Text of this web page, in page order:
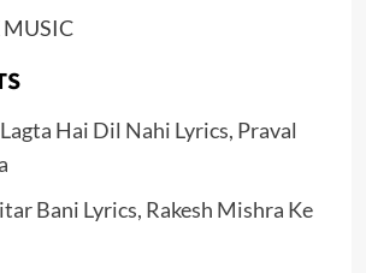
MUSIC
Hai Dil Nahi Lyrics, Praval
Bani Lyrics, Rakesh Mishra Ke